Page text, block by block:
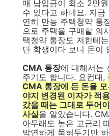
매 납입금이 최소 2만
수 있다고 하네요. 지
연히 만능 주택청약 통
으로 주택을 구매할 의
택청약 통장도 저한테
단 학생이다 보니 돈이
CMA 통장에 대해서는
주기도 합니다. 요컨대,
CMA 통장에 든 돈을
야지 변경된 이자가 적
갔을 때는 그대로 두어
사실을 알았습니다.
아무래도 높은 고금리
막연하게 묵혀두기만